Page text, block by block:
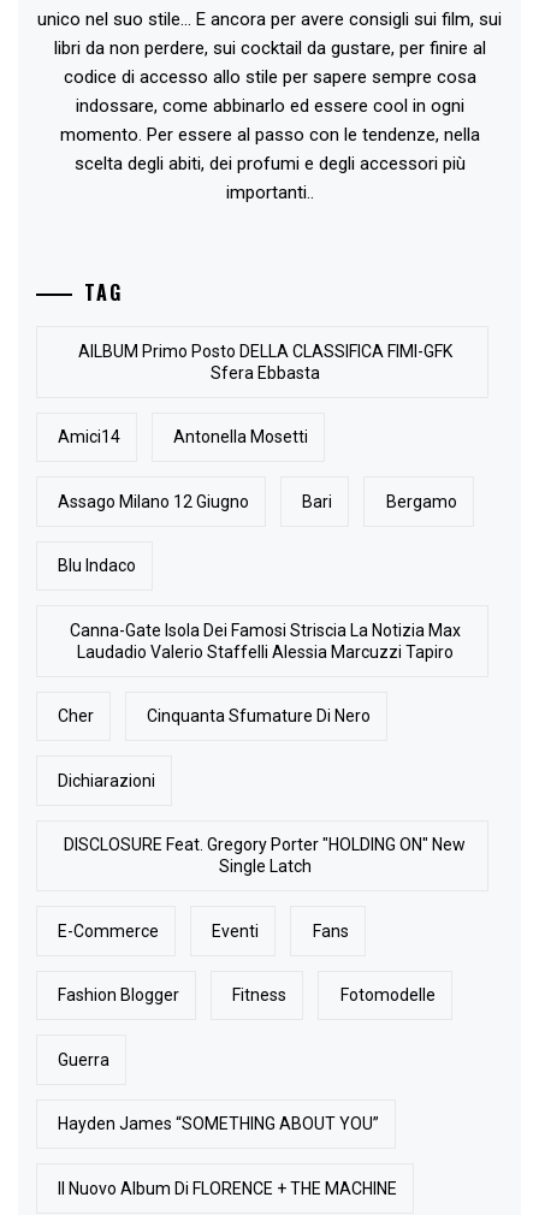
unico nel suo stile... E ancora per avere consigli sui film, sui
libri da non perdere, sui cocktail da gustare, per finire al
codice di accesso allo stile per sapere sempre cosa
indossare, come abbinarlo ed essere cool in ogni
momento. Per essere al passo con le tendenze, nella
scelta degli abiti, dei profumi e degli accessori più
importanti..
TAG
AlLBUM Primo Posto DELLA CLASSIFICA FIMI-GFK
Sfera Ebbasta
Amici14 Antonella Mosetti
Assago Milano 12 Giugno Bari Bergamo
Blu Indaco
Canna-Gate Isola Dei Famosi Striscia La Notizia Max
Laudadio Valerio Staffelli Alessia Marcuzzi Tapiro
Cher Cinquanta Sfumature Di Nero
Dichiarazioni
DISCLOSURE Feat. Gregory Porter "HOLDING ON" New
Single Latch
E-Commerce Eventi Fans
Fashion Blogger Fitness Fotomodelle
Guerra
Hayden James “SOMETHING ABOUT YOU”
Il Nuovo Album Di FLORENCE + THE MACHINE